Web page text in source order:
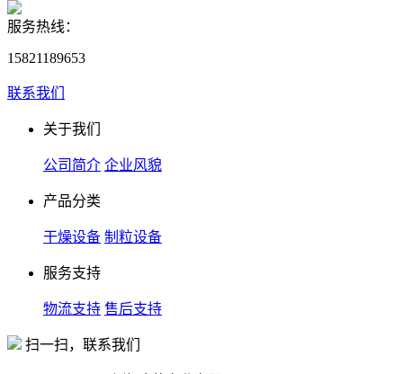
服务热线：
15821189653
联系我们
关于我们
公司简介 企业风貌
产品分类
干燥设备 制粒设备
服务支持
物流支持 售后支持
扫一扫，联系我们